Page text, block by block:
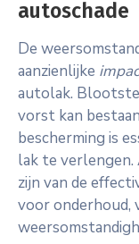
autoschade
De
aanzienlijke
autolak.
vorst kan
bescherming is
lak te
zijn van de
voor onderhoud,